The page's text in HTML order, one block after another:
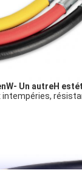
W- Un autreH est
Paishun, le